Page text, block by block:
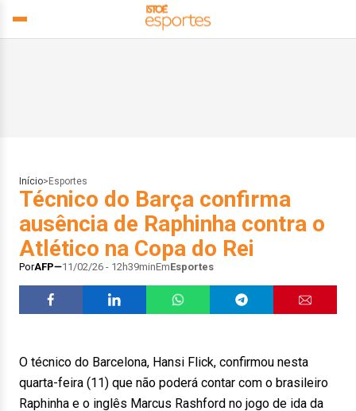
Início> Esportes
Técnico do Barça confirma
ausência de Raphinha contra o
Atlético na Copa do Rei
PorAFP 11/02/26 - 12h39minEmEsportes
O técnico do Barcelona, Hansi Flick, confirmou nesta
quarta-feira (11) que não poderá contar com o brasileiro
Raphinha e o inglês Marcus Rashford no jogo de ida da